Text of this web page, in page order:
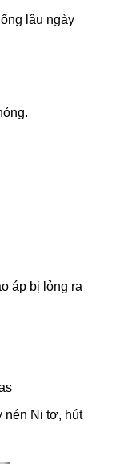
lâu ngày
áp bị lỏng ra
nén Ni tơ, hút